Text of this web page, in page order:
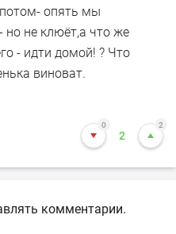
опять мы
не клюёт,а что же
- идти домой! ? Что
виноват.
0
2
2
комментарии.